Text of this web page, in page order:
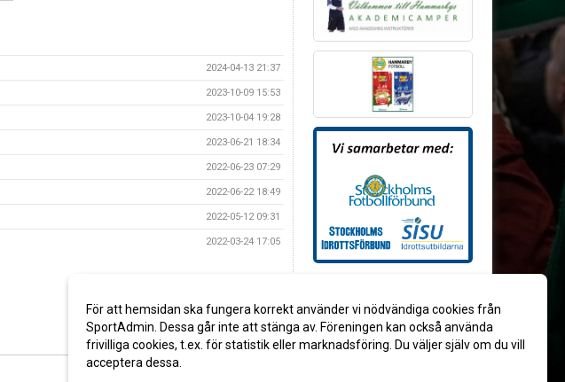
2024-04-13 21:37
2023-10-09 15:53
2023-10-04 19:28
2023-06-21 18:34
2022-06-23 07:29
2022-06-22 18:49
2022-05-12 09:31
2022-03-24 17:05
För att hemsidan ska fungera korrekt använder vi nödvändiga cookies från
SportAdmin. Dessa går inte att stänga av. Föreningen kan också använda
frivilliga cookies, t.ex. för statistik eller marknadsföring. Du väljer själv om du vill
acceptera dessa.